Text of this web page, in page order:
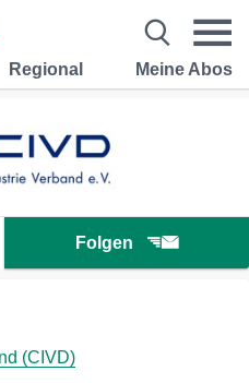
Regional Meine Abos
Folgen
(CIVD)